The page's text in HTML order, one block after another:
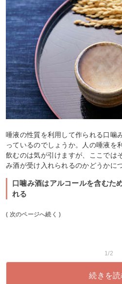
唾液の性質を利用して作られる口噛
っているのでしょうか。人の唾液を
飲むのは気が引けますが、ここでは
み酒が受け入れられるのかどうかに
口噛み酒はアルコールを含むた
れる
( 次のページへ続く )
1/2
続きを読